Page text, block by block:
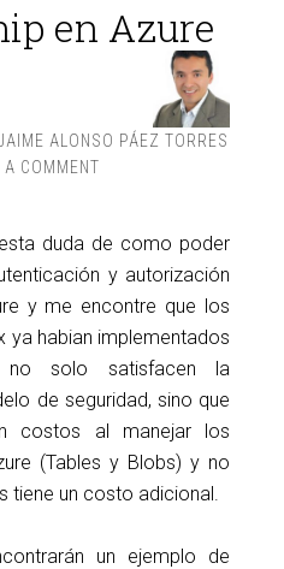
en Azure
ALONSO PÁEZ TORRES
A COMMENT
duda de como poder
y autorización
y me encontre que los
ya habian implementados
no solo satisfacen la
de seguridad, sino que
costos al manejar los
(Tables y Blobs) y no
tiene un costo adicional.
un ejemplo de